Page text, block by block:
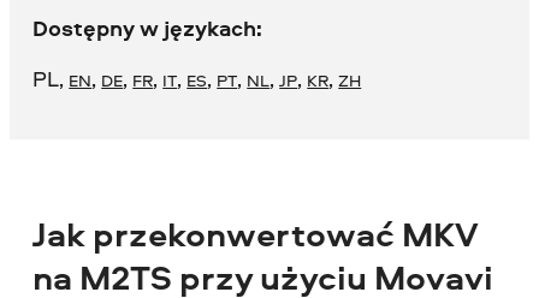
Dostępny w językach:
PL, EN, DE, FR, IT, ES, PT, NL,JP, KR,ZH
Jak przekonwertować MKV
na M2TS przy użyciu Movavi